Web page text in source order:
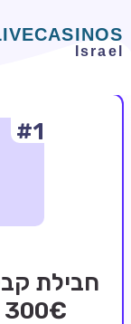
משחקים אונליין
בלאקג'ק אונליין
#1